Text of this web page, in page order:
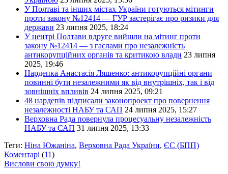
У Полтаві та інших містах України готуються мітинги
проти закону №12414 — ГУР застерігає про ризики для
держави 23 липня 2025, 18:24
У центрі Полтави вдруге вийшли на мітинг проти
закону №12414 — з гаслами про незалежність
антикорупційних органів та критикою влади 23 липня
2025, 19:46
Нардепка Анастасія Ляшенко: антикорупційні органи
повинні бути незалежними як від внутрішніх, так і від
зовнішніх впливів 24 липня 2025, 09:21
48 нардепів підписали законопроект про повернення
незалежності НАБУ та САП 24 липня 2025, 15:27
Верховна Рада повернула процесуальну незалежність
НАБУ та САП 31 липня 2025, 13:33
Теги: Ніна Южаніна, Верховна Рада України, ЄС (БПП)
Коментарі (11)
Вислови свою думку!